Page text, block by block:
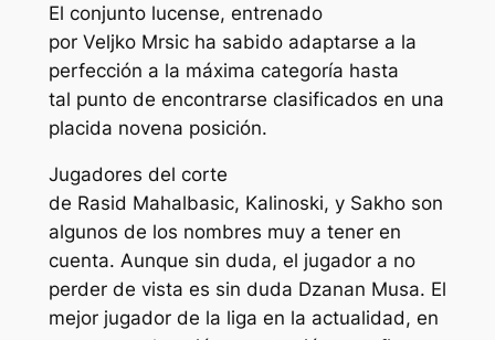
El conjunto lucense, entrenado
por Veljko Mrsic ha sabido adaptarse a la
perfección a la máxima categoría hasta
tal punto de encontrarse clasificados en una
placida novena posición.
Jugadores del corte
de Rasid Mahalbasic, Kalinoski, y Sakho son
algunos de los nombres muy a tener en
cuenta. Aunque sin duda, el jugador a no
perder de vista es sin duda Dzanan Musa. El
mejor jugador de la liga en la actualidad, en